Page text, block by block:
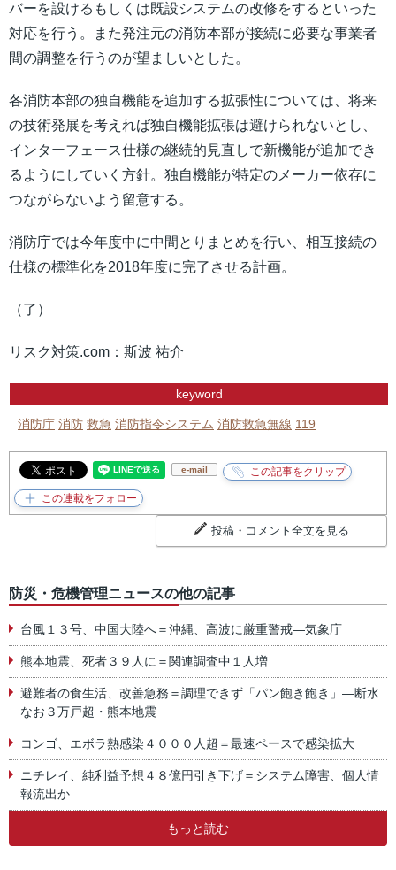
バーを設けるもしくは既設システムの改修をするといった
対応を行う。また発注元の消防本部が接続に必要な事業者
間の調整を行うのが望ましいとした。
各消防本部の独自機能を追加する拡張性については、将来
の技術発展を考えれば独自機能拡張は避けられないとし、
インターフェース仕様の継続的見直しで新機能が追加でき
るようにしていく方針。独自機能が特定のメーカー依存に
つながらないよう留意する。
消防庁では今年度中に中間とりまとめを行い、相互接続の
仕様の標準化を2018年度に完了させる計画。
（了）
リスク対策.com：斯波 祐介
keyword
消防庁 消防 救急 消防指令システム 消防救急無線 119
e-mail
投稿・コメント全文を見る
防災・危機管理ニュースの他の記事
台風１３号、中国大陸へ＝沖縄、高波に厳重警戒―気象庁
熊本地震、死者３９人に＝関連調査中１人増
避難者の食生活、改善急務＝調理できず「パン飽き飽き」―断水
なお３万戸超・熊本地震
コンゴ、エボラ熱感染４０００人超＝最速ペースで感染拡大
ニチレイ、純利益予想４８億円引き下げ＝システム障害、個人情
報流出か
もっと読む